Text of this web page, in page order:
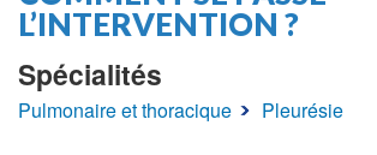
L’INTERVENTION ?
Spécialités
Pulmonaire et thoracique Pleurésie